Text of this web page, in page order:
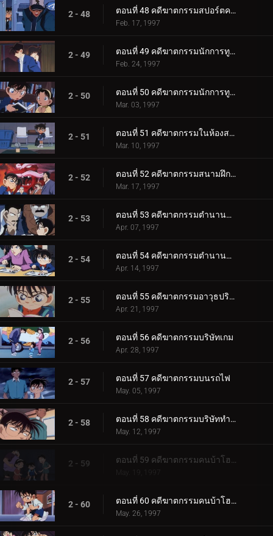
2 - 48 ตอนที่ 48 คดีฆาตกรรมสปอร์ตคลับ
Feb. 17, 1997
2 - 49 ตอนที่ 49 คดีฆาตกรรมนักการทูต (ตอนแรก)
Feb. 24, 1997
2 - 50 ตอนที่ 50 คดีฆาตกรรมนักการทูต (ตอนจบ)
Mar. 03, 1997
2 - 51 ตอนที่ 51 คดีฆาตกรรมในห้องสมุด
Mar. 10, 1997
2 - 52 ตอนที่ 52 คดีฆาตกรรมสนามฝึกซ้อมกอล์ฟ
Mar. 17, 1997
2 - 53 ตอนที่ 53 คดีฆาตกรรมตำนานคิริเทนงู (ตอนพิเศษ ตอนแรก)
Apr. 07, 1997
2 - 54 ตอนที่ 54 คดีฆาตกรรมตำนานคิริเทนงู (ตอนพิเศษ ตอนจบ)
Apr. 14, 1997
2 - 55 ตอนที่ 55 คดีฆาตกรรมอาวุธปริศนา
Apr. 21, 1997
2 - 56 ตอนที่ 56 คดีฆาตกรรมบริษัทเกม
Apr. 28, 1997
2 - 57 ตอนที่ 57 คดีฆาตกรรมบนรถไฟ
May. 05, 1997
2 - 58 ตอนที่ 58 คดีฆาตกรรมบริษัททำความสะอาด
May. 12, 1997
2 - 59 ตอนที่ 59 คดีฆาตกรรมคนบ้าโฮล์มส์ (ตอนแรก)
May. 19, 1997
2 - 60 ตอนที่ 60 คดีฆาตกรรมคนบ้าโฮล์มส์ (ตอนจบ)
May. 26, 1997